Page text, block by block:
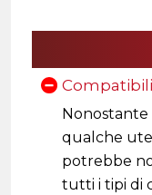
qualche
potrebbe
tutti i tipi di